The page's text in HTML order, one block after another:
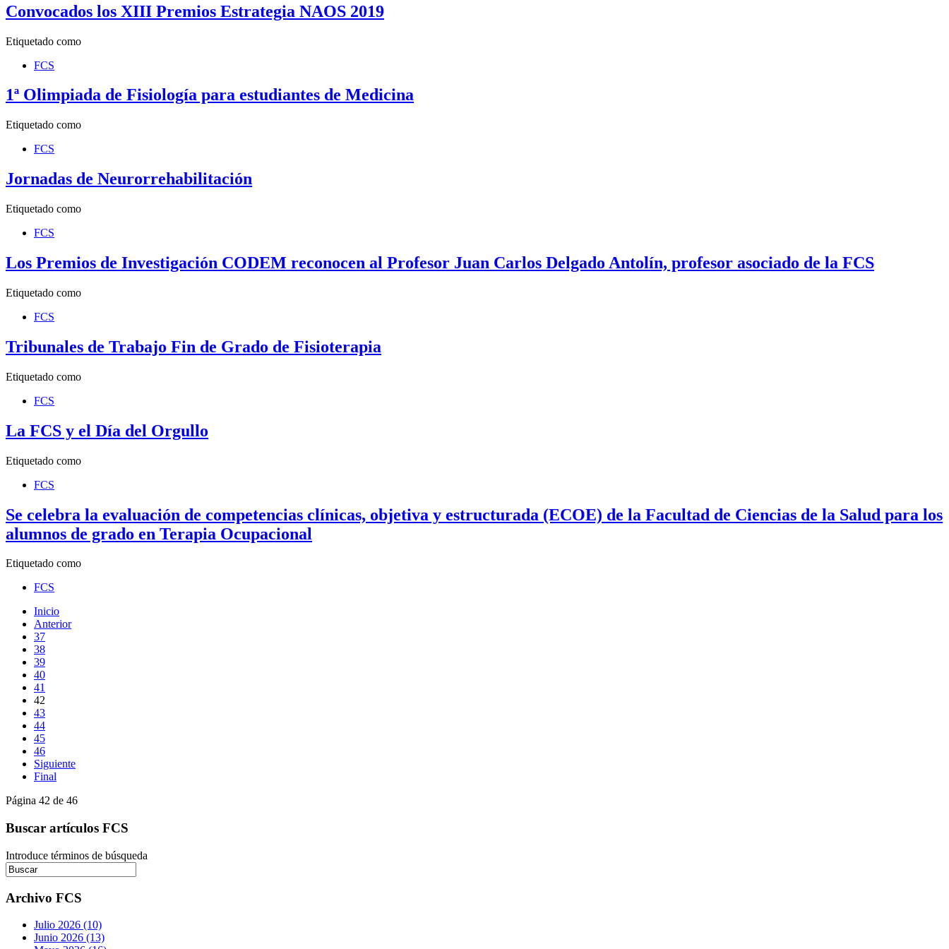
Convocados los XIII Premios Estrategia NAOS 2019
Etiquetado como
FCS
1ª Olimpiada de Fisiología para estudiantes de Medicina
Etiquetado como
FCS
Jornadas de Neurorrehabilitación
Etiquetado como
FCS
Los Premios de Investigación CODEM reconocen al Profesor Juan Carlos Delgado Antolín, profesor asociado de la FCS
Etiquetado como
FCS
Tribunales de Trabajo Fin de Grado de Fisioterapia
Etiquetado como
FCS
La FCS y el Día del Orgullo
Etiquetado como
FCS
Se celebra la evaluación de competencias clínicas, objetiva y estructurada (ECOE) de la Facultad de Ciencias de la Salud para los
alumnos de grado en Terapia Ocupacional
Etiquetado como
FCS
Inicio
Anterior
37
38
39
40
41
42
43
44
45
46
Siguiente
Final
Página 42 de 46
Buscar artículos FCS
Introduce términos de búsqueda
Archivo FCS
Julio 2026 (10)
Junio 2026 (13)